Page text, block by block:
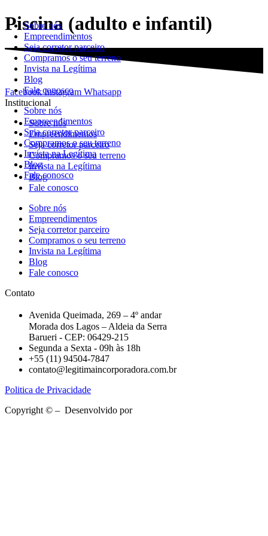
Skip
to
content
Sobre nós
Empreendimentos
Seja corretor parceiro
Compramos o seu terreno
Invista na Legítima
Blog
Fale conosco
Sobre nós
Empreendimentos
Seja corretor parceiro
Compramos o seu terreno
Invista na Legítima
Blog
Fale conosco
Piscina (adulto e infantil)
Facebook Instagram Whatsapp
Institucional
Sobre nós
Empreendimentos
Seja corretor parceiro
Compramos o seu terreno
Invista na Legítima
Blog
Fale conosco
Sobre nós
Empreendimentos
Seja corretor parceiro
Compramos o seu terreno
Invista na Legítima
Blog
Fale conosco
Contato
Avenida Queimada, 269 – 4º andar
Morada dos Lagos – Aldeia da Serra
Barueri - CEP: 06429-215
Segunda a Sexta - 09h às 18h
+55 (11) 94504-7847
contato@legitimaincorporadora.com.br
Politica de Privacidade
Copyright © – Desenvolvido por